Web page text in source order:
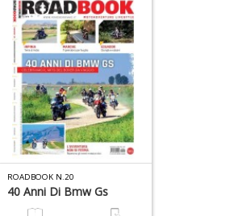
ROADBOOK N.20
40 Anni Di Bmw Gs